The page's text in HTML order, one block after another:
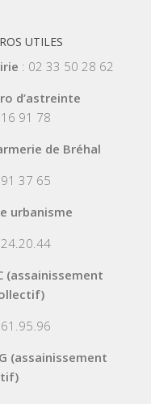
UTILES
: 02 33 50 28 62
d’astreinte
91 78
de Bréhal
37 65
urbanisme
(assainissement
(assainissement